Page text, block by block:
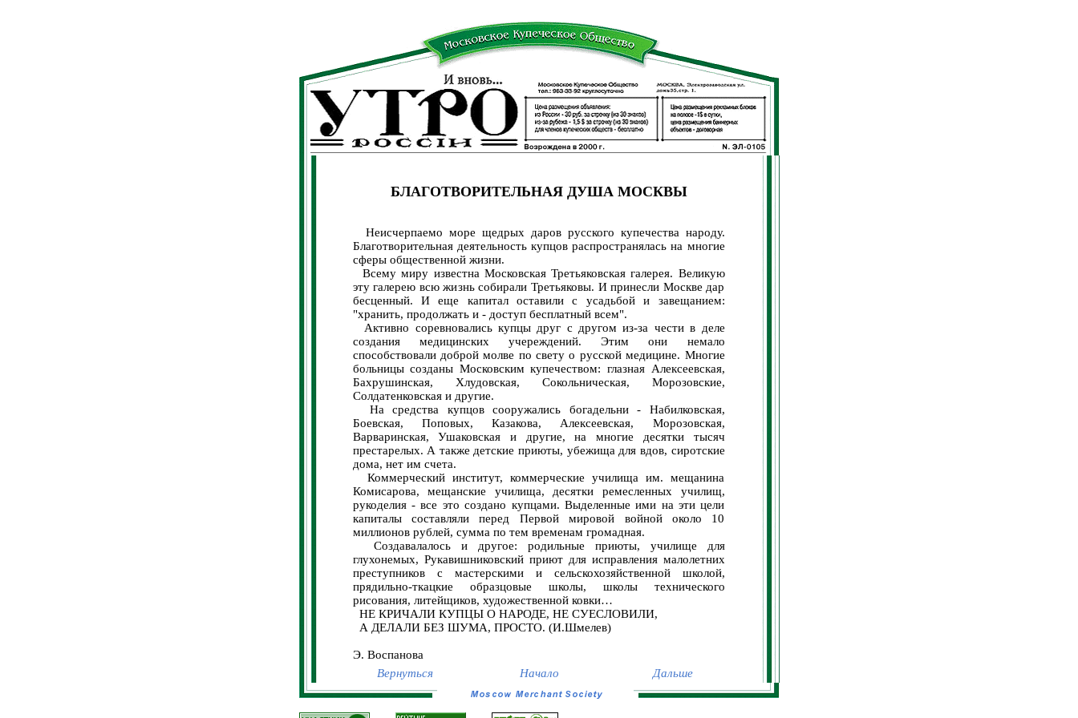
БЛАГОТВОРИТЕЛЬНАЯ ДУША МОСКВЫ
Неисчерпаемо море щедрых даров русского купечества народу.
Благотворительная деятельность купцов распространялась на многие
сферы общественной жизни.
Всему миру известна Московская Третьяковская галерея. Великую
эту галерею всю жизнь собирали Третьяковы. И принесли Москве дар
бесценный. И еще капитал оставили с усадьбой и завещанием:
"хранить, продолжать и - доступ бесплатный всем".
Активно соревновались купцы друг с другом из-за чести в деле
создания медицинских учереждений. Этим они немало
способствовали доброй молве по свету о русской медицине. Многие
больницы созданы Московским купечеством: глазная Алексеевская,
Бахрушинская, Хлудовская, Сокольническая, Морозовские,
Солдатенковская и другие.
На средства купцов сооружались богадельни - Набилковская,
Боевская, Поповых, Казакова, Алексеевская, Морозовская,
Варваринская, Ушаковская и другие, на многие десятки тысяч
престарелых. А также детские приюты, убежища для вдов, сиротские
дома, нет им счета.
Коммерческий институт, коммерческие училища им. мещанина
Комисарова, мещанские училища, десятки ремесленных училищ,
рукоделия - все это создано купцами. Выделенные ими на эти цели
капиталы составляли перед Первой мировой войной около 10
миллионов рублей, сумма по тем временам громадная.
Создавалалось и другое: родильные приюты, училище для
глухонемых, Рукавишниковский приют для исправления малолетних
преступников с мастерскими и сельскохозяйственной школой,
прядильно-ткацкие образцовые школы, школы технического
рисования, литейщиков, художественной ковки…
НЕ КРИЧАЛИ КУПЦЫ О НАРОДЕ, НЕ СУЕСЛОВИЛИ,
А ДЕЛАЛИ БЕЗ ШУМА, ПРОСТО. (И.Шмелев)
Э. Воспанова
Вернуться
Начало Дальше